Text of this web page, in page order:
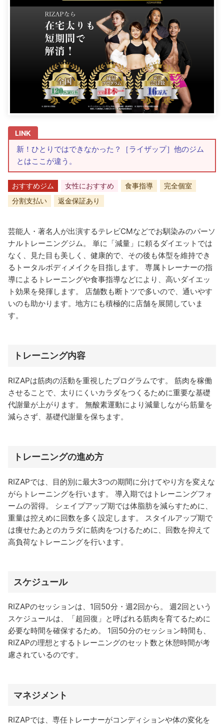
新！ひとりではできなかった？［ライザップ］他のジム
とはここが違う。
おすすめジム 女性におすすめ 食事指導
完全個室
分割支払い
返金保証あり
芸能人・著名人が出演するテレビCMなどでお馴染みのパーソ
ナルトレーニングジム。 単に「減量」に頼るダイエットでは
なく、見た目も美しく、健康的で、その後も体型を維持でき
るトータルボディメイクを目指します。 専属トレーナーの指
導によるトレーニングや食事指導などにより、高いダイエッ
ト効果を発揮します。 店舗数も断トツで多いので、通いやす
いのも助かります。地方にも積極的に店舗を展開していま
す。
トレーニング内容
RIZAPは筋肉の活動を重視したプログラムです。 筋肉を稼働
させることで、太りにくいカラダをつくるために重要な基礎
代謝量が上がります。 無酸素運動により減量しながら筋量を
減らさず、基礎代謝量を保ちます。
トレーニングの進め方
RIZAPでは、目的別に最大3つの期間に分けてやり方を変えな
がらトレーニングを行います。 導入期ではトレーニングフォ
ームの習得。 シェイプアップ期では体脂肪を減らすために、
重量は控えめに回数を多く設定します。 スタイルアップ期で
は痩せたあとのカラダに筋肉をつけるために、回数を抑えて
高負荷なトレーニングを行います。
スケジュール
RIZAPのセッションは、1回50分・週2回から。 週2回という
スケジュールは、「超回復」と呼ばれる筋肉を育てるために
必要な時間を確保するため。 1回50分のセッション時間も、
RIZAPの理想とするトレーニングのセット数と休憩時間が考
慮されているのです。
マネジメント
RIZAPでは、専任トレーナーがコンディションや体の変化を